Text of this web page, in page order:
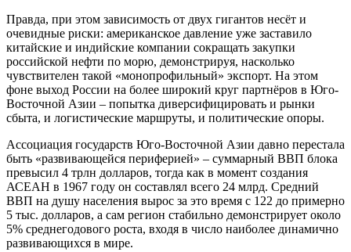
Правда, при этом зависимость от двух гигантов несёт и
очевидные риски: американское давление уже заставило
китайские и индийские компании сокращать закупки
российской нефти по морю, демонстрируя, насколько
чувствителен такой «монопрофильный» экспорт. На этом
фоне выход России на более широкий круг партнёров в Юго-
Восточной Азии – попытка диверсифицировать и рынки
сбыта, и логистические маршруты, и политические опоры.
Ассоциация государств Юго-Восточной Азии давно перестала
быть «развивающейся периферией» – суммарный ВВП блока
превысил 4 трлн долларов, тогда как в момент создания
АСЕАН в 1967 году он составлял всего 24 млрд. Средний
ВВП на душу населения вырос за это время с 122 до примерно
5 тыс. долларов, а сам регион стабильно демонстрирует около
5% среднегодового роста, входя в число наиболее динамично
развивающихся в мире.